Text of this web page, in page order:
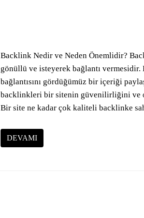
Backlink Nedir ve Neden Önemlidir?
gönüllü ve isteyerek bağlantı
bağlantısını gördüğümüz bir içeriği
backlinkleri bir sitenin güvenilirliğini ve
Bir site ne kadar çok kaliteli backlinke
DEVAMI